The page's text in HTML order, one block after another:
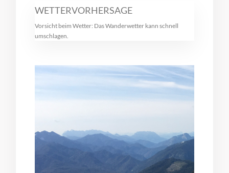
WETTERVORHERSAGE
Vorsicht beim Wetter: Das Wanderwetter kann schnell
umschlagen.